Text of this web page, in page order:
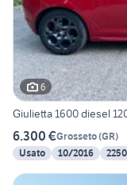
6
Giulietta 1600 diesel
6.300 €Grosseto(GR)
Usato
10/2016